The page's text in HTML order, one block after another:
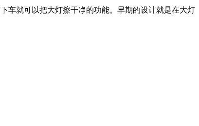
车就可以把大灯擦干净的功能。早期的设计就是在大灯